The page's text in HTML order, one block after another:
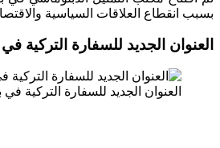
بسبب انقطاع العلاقات السياسية والاقتصادية خلال فترة الحرب العالمية
العنوان الجديد للسفارة التركية
العنوان الجديد للسفارة التركية في